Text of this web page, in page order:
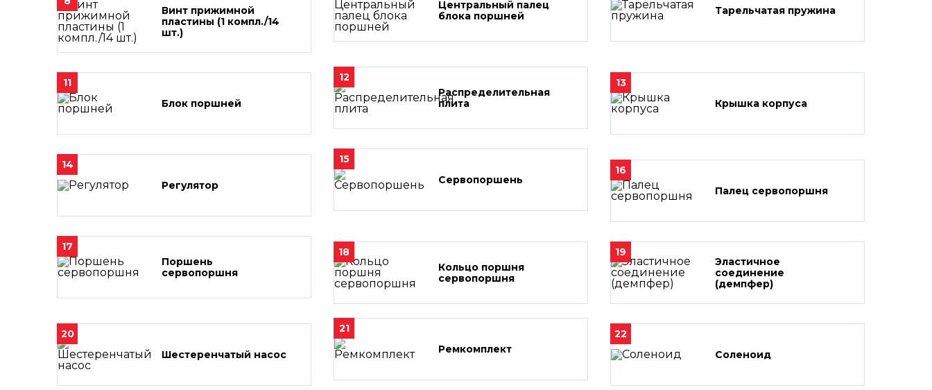
Винт прижимной
пластины (1 компл./14
шт.)
Центральный палец
блока поршней
Тарельчатая пружина
11
Блок поршней
12
Распределительная
плита
13
Крышка корпуса
14
Регулятор
15
Сервопоршень
16
Палец сервопоршня
17
Поршень
сервопоршня
18
Кольцо поршня
сервопоршня
19
Эластичное
соединение
(демпфер)
20
Шестеренчатый насос
21
Ремкомплект
22
Соленоид